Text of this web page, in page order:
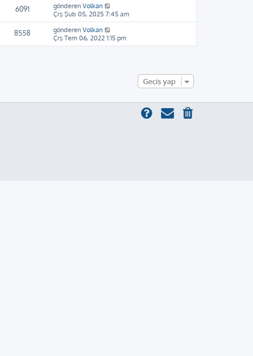
6091 gönderen Volkan
Çrş Şub 05, 2025 7:45 am
8558 gönderen Volkan
Çrş Tem 06, 2022 1:15 pm
Geçiş yap